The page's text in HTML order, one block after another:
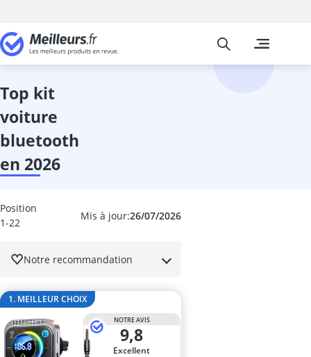
High-Tech
Absorbeur
Meilleurs
top kit
voiture
bluetooth
en 2026
Mis à jour:26/07/2026
Position
1-22
Notre recommandation
1. MEILLEUR CHOIX
NOTRE AVIS
9,8
Excellent